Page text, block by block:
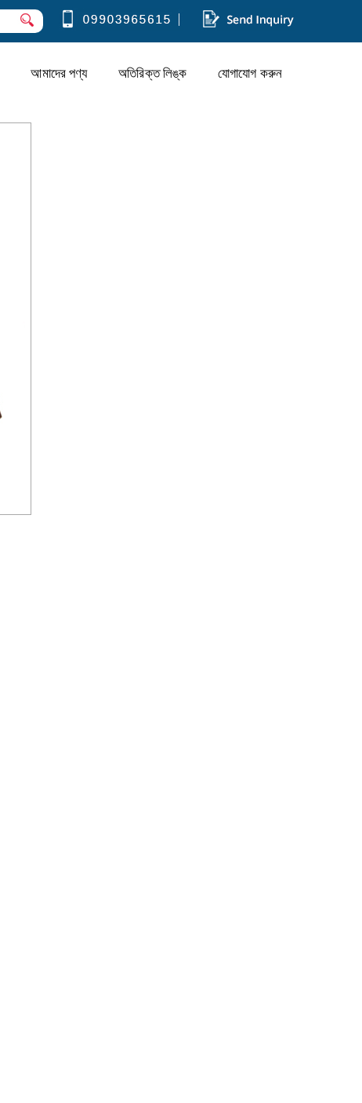
আমাদের পণ্য অতিরিক্ত লিঙ্ক যোগাযোগ করুন